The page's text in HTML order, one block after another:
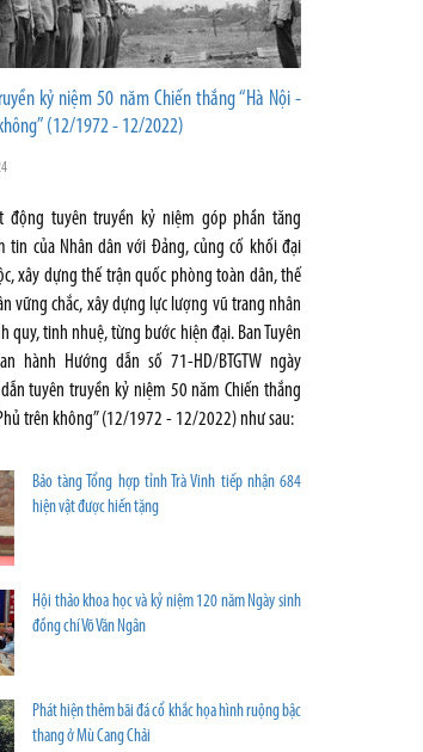
kỷ niệm 50 năm Chiến thắng “Hà Nội -
(12/1972 - 12/2022)
động tuyên truyền kỷ niệm góp phần tăng
tin của Nhân dân với Đảng, củng cố khối đại
xây dựng thế trận quốc phòng toàn dân, thế
vững chắc, xây dựng lực lượng vũ trang nhân
quy, tinh nhuệ, từng bước hiện đại. Ban Tuyên
hành Hướng dẫn số 71-HD/BTGTW ngày
tuyên truyền kỷ niệm 50 năm Chiến thắng
trên không” (12/1972 - 12/2022) như sau:
Bảo tàng Tổng hợp tỉnh Trà Vinh tiếp nhận 684
hiện vật được hiến tặng
Hội thảo khoa học và kỷ niệm 120 năm Ngày sinh
đồng chí Võ Văn Ngân
Phát hiện thêm bãi đá cổ khắc họa hình ruộng bậc
thang ở Mù Cang Chải